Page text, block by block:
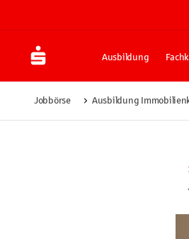
Ausbildung
Jobbörse Ausbildung